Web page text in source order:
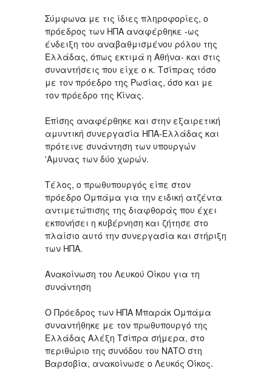
Σύμφωνα με τις ίδιες πληροφορίες, ο
πρόεδρος των ΗΠΑ αναφέρθηκε -ως
ένδειξη του αναβαθμισμένου ρόλου της
Ελλάδας, όπως εκτιμά η Αθήνα- και στις
συναντήσεις που είχε ο κ. Τσίπρας τόσο
με τον πρόεδρο της Ρωσίας, όσο και με
τον πρόεδρο της Κίνας.
Επίσης αναφέρθηκε και στην εξαιρετική
αμυντική συνεργασία ΗΠΑ-Ελλάδας και
πρότεινε συνάντηση των υπουργών
'Αμυνας των δύο χωρών.
Τέλος, ο πρωθυπουργός είπε στον
πρόεδρο Ομπάμα για την ειδική ατζέντα
αντιμετώπισης της διαφθοράς που έχει
εκπονήσει η κυβέρνηση και ζήτησε στο
πλαίσιο αυτό την συνεργασία και στήριξη
των ΗΠΑ.
Ανακοίνωση του Λευκού Οίκου για τη
συνάντηση
O Πρόεδρος των ΗΠΑ Μπαράκ Ομπάμα
συναντήθηκε με τον πρωθυπουργό της
Ελλάδας Αλέξη Τσίπρα σήμερα, στο
περιθώριο της συνόδου του ΝΑΤΟ στη
Βαρσοβία, ανακοίνωσε ο Λευκός Οίκος.